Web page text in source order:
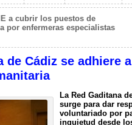
a cubrir los puestos de
por enfermeras especialistas
de Cádiz se adhiere
La Red Gaditana
surge para dar
voluntariado por
inquietud desde